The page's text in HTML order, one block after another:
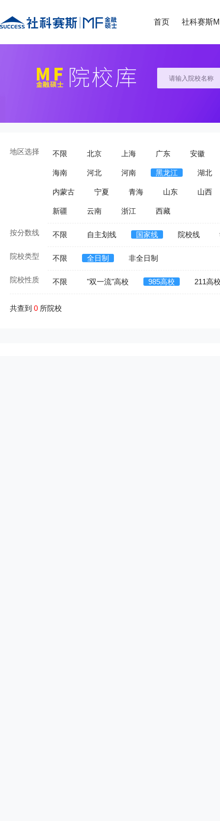
首页 社科赛斯
地区选择 不限 北京 上海 广东 安徽
海南 河北 河南 黑龙江 湖北
内蒙古 宁夏 青海 山东 山西
新疆 云南 浙江 西藏
按分数线 不限 自主划线 国家线 院校线
院校类型 不限 全日制 非全日制
院校性质 不限 "双一流"高校 985高校 211高
共查到 0 所院校